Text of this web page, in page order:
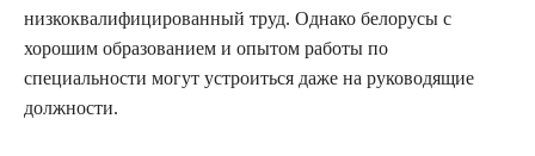
низкоквалифицированный труд. Однако белорусы с
хорошим образованием и опытом работы по
специальности могут устроиться даже на руководящие
должности.